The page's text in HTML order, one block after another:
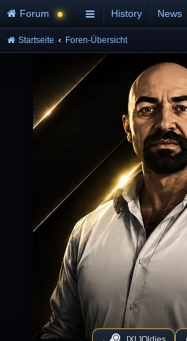
Forum History News
Startseite Foren-Übersicht